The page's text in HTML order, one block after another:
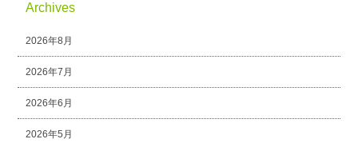
Archives
2026年8月
2026年7月
2026年6月
2026年5月